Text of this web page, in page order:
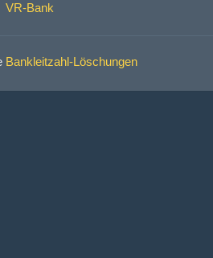
VR-Bank
Bankleitzahl-Löschungen